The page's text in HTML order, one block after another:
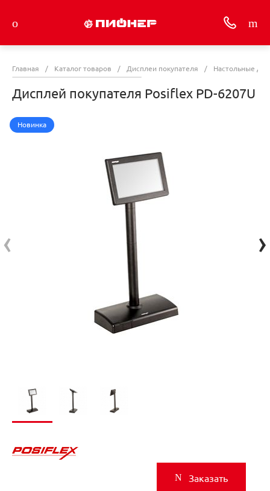
Главная / Каталог товаров / Дисплеи покупателя / Настольные
Дисплей покупателя Posiflex PD-6207U
Новинка
‹ ›
Заказать